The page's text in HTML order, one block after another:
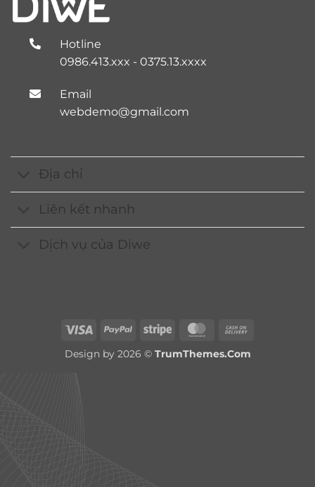
Hotline
0986.413.xxx - 0375.13.xxxx
Email
webdemo@gmail.com
Địa chỉ
Liên kết nhanh
Dịch vụ của Diwe
Visa PayPal Stripe MasterCard
Delivery
Design by 2026 © TrumThemes.Com